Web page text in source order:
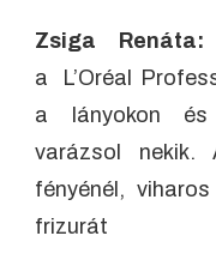
Zsiga Renáta:
a L’Oréal
a lányokon és
varázsol
fényénél,
frizurát